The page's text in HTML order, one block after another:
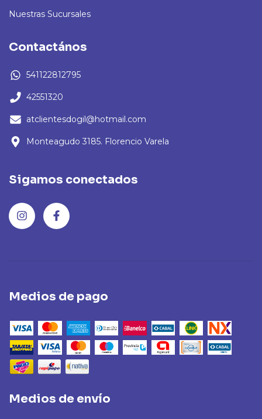
Nuestras Sucursales
Contactános
541122812795
42551320
atclientesdogil@hotmail.com
Monteagudo 3185. Florencio Varela
Sigamos conectados
Medios de pago
Medios de envío